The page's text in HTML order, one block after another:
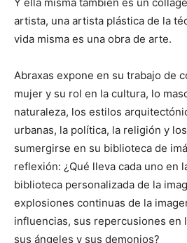
Y ella misma también es un
artista, una artista plástica de la
vida misma es una obra de arte.
Abraxas expone en su trabajo de
mujer y su rol en la cultura, lo
naturaleza, los estilos
urbanas, la política, la religión y
sumergirse en su biblioteca de
reflexión: ¿Qué lleva cada uno en
biblioteca personalizada de la
explosiones continuas de la
influencias, sus repercusiones en
sus ángeles y sus demonios?